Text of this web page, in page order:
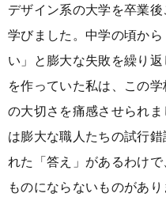
デザイン系の大学を卒業
学びました。中学の頃か
い」と膨大な失敗を繰り
を作っていた私は、この
の大切さを痛感させられ
は膨大な職人たちの試行
れた「答え」があるわけ
ものにならないものがあ